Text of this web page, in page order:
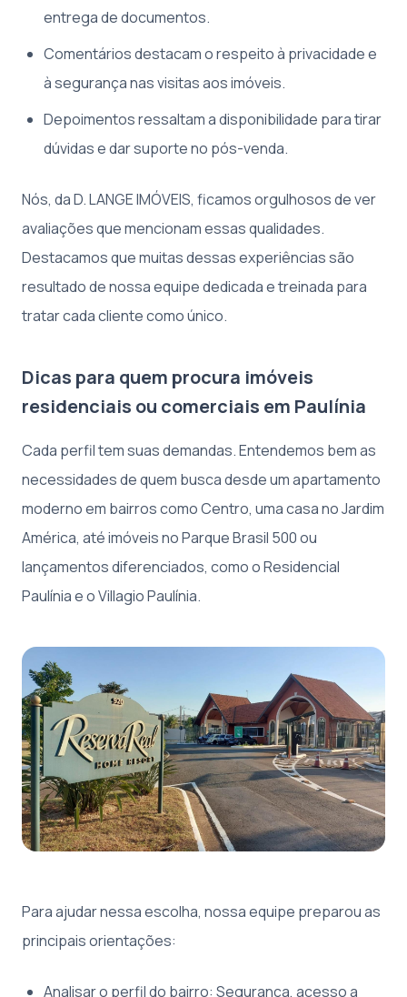
entrega de documentos.
Comentários destacam o respeito à privacidade e
à segurança nas visitas aos imóveis.
Depoimentos ressaltam a disponibilidade para tirar
dúvidas e dar suporte no pós-venda.
Nós, da D. LANGE IMÓVEIS, ficamos orgulhosos de ver
avaliações que mencionam essas qualidades.
Destacamos que muitas dessas experiências são
resultado de nossa equipe dedicada e treinada para
tratar cada cliente como único.
Dicas para quem procura imóveis
residenciais ou comerciais em Paulínia
Cada perfil tem suas demandas. Entendemos bem as
necessidades de quem busca desde um apartamento
moderno em bairros como Centro, uma casa no Jardim
América, até imóveis no Parque Brasil 500 ou
lançamentos diferenciados, como o Residencial
Paulínia e o Villagio Paulínia.
Para ajudar nessa escolha, nossa equipe preparou as
principais orientações:
Analisar o perfil do bairro: Segurança, acesso a